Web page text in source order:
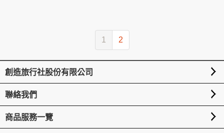
1 2
創造旅行社股份有限公司
聯絡我們
商品服務一覽